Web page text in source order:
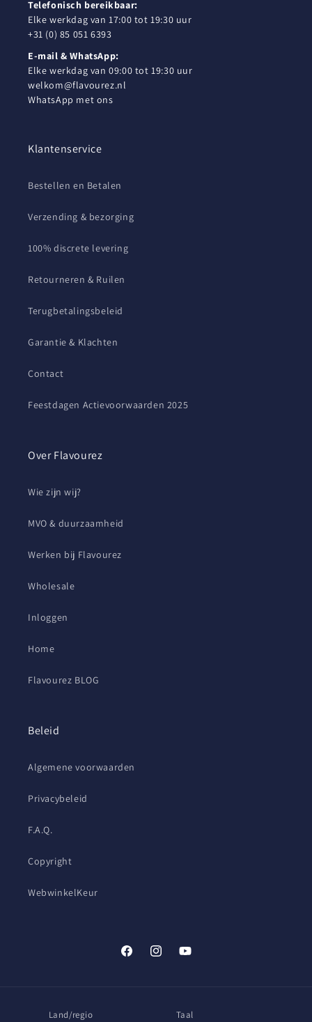
Telefonisch bereikbaar:
Elke werkdag van 17:00 tot 19:30 uur
+31 (0) 85 051 6393
E-mail & WhatsApp:
Elke werkdag van 09:00 tot 19:30 uur
welkom@flavourez.nl
WhatsApp met ons
Klantenservice
Bestellen en Betalen
Verzending & bezorging
100% discrete levering
Retourneren & Ruilen
Terugbetalingsbeleid
Garantie & Klachten
Contact
Feestdagen Actievoorwaarden 2025
Over Flavourez
Wie zijn wij?
MVO & duurzaamheid
Werken bij Flavourez
Wholesale
Inloggen
Home
Flavourez BLOG
Beleid
Algemene voorwaarden
Privacybeleid
F.A.Q.
Copyright
WebwinkelKeur
FacebookInstagramYouTube
Land/regio Taal